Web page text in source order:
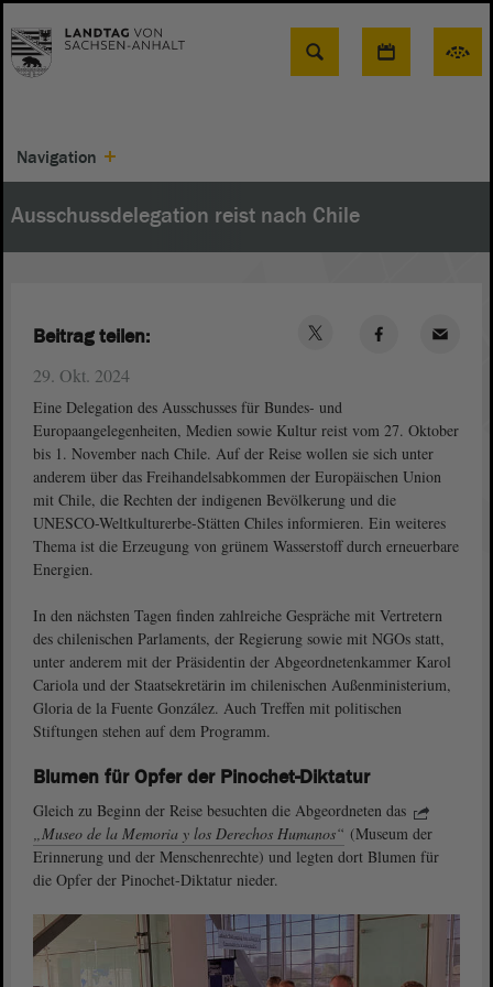
Suche
Navigation
Ausschussdelegation reist nach Chile
29. Okt. 2024
Eine Delegation des Ausschusses für Bundes- und
Europaangelegenheiten, Medien sowie Kultur reist vom 27. Oktober
bis 1. November nach Chile. Auf der Reise wollen sie sich unter
anderem über das Freihandelsabkommen der Europäischen Union
mit Chile, die Rechten der indigenen Bevölkerung und die
UNESCO-Weltkulturerbe-Stätten Chiles informieren. Ein weiteres
Thema ist die Erzeugung von grünem Wasserstoff durch erneuerbare
Energien.
In den nächsten Tagen finden zahlreiche Gespräche mit Vertretern
des chilenischen Parlaments, der Regierung sowie mit NGOs statt,
unter anderem mit der Präsidentin der Abgeordnetenkammer Karol
Cariola und der Staatsekretärin im chilenischen Außenministerium,
Gloria de la Fuente González. Auch Treffen mit politischen
Stiftungen stehen auf dem Programm.
Blumen für Opfer der Pinochet-Diktatur
Gleich zu Beginn der Reise besuchten die Abgeordneten das
„Museo de la Memoria y los Derechos Humanos“ (Museum der
Erinnerung und der Menschenrechte) und legten dort Blumen für
die Opfer der Pinochet-Diktatur nieder.
Beitrag teilen: